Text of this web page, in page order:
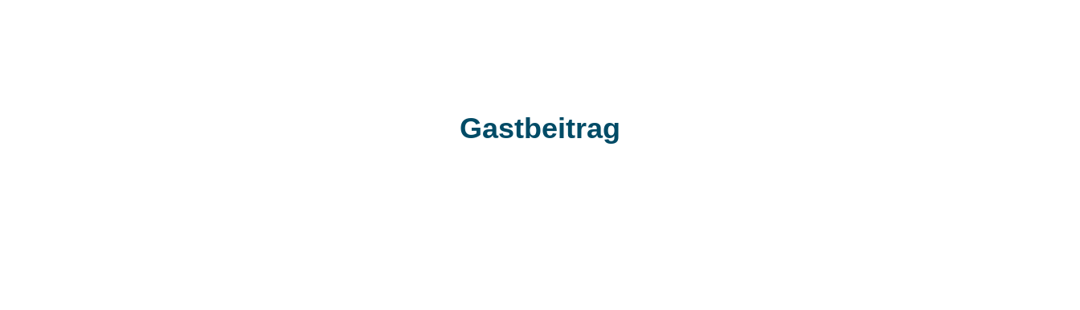
Gastbeitrag